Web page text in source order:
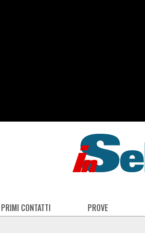
PRIMI CONTATTI PROVE